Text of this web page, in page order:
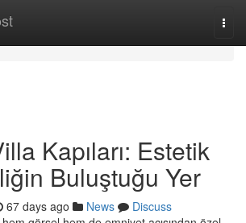
Kapıları: Estetik
Buluştuğu Yer
67 days ago News
Discuss